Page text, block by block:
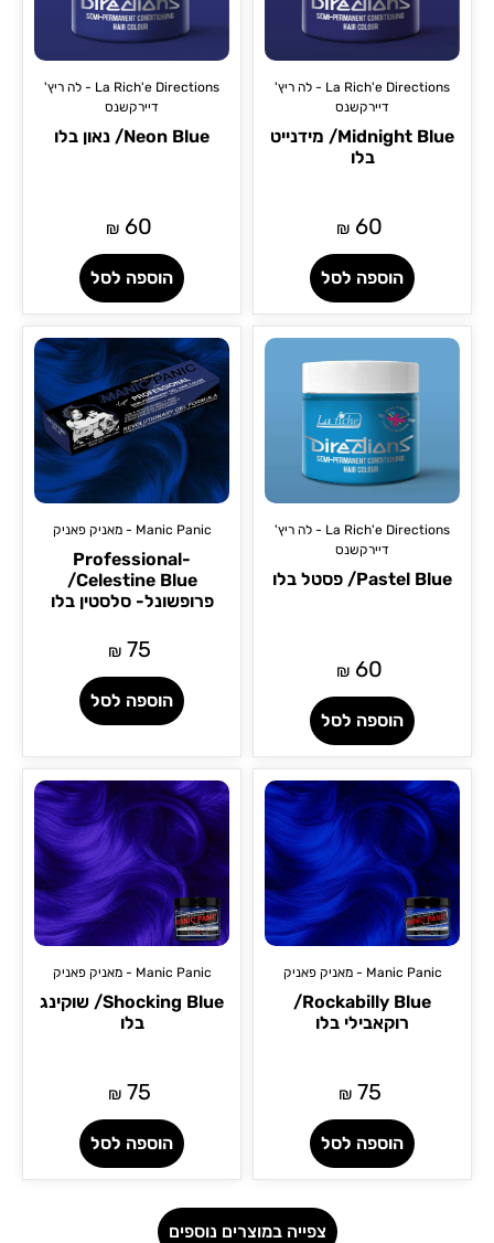
La Rich'e Directions - לה ריץ'
דיירקשנס
Midnight Blue/ מידנייט
בלו
60
₪
הוספה לסל
La Rich'e Directions - לה ריץ'
דיירקשנס
Neon Blue/ נאון בלו
60
₪
הוספה לסל
La Rich'e Directions - לה ריץ'
דיירקשנס
Pastel Blue/ פסטל בלו
60
₪
הוספה לסל
Manic Panic - מאניק פאניק
Professional-
Celestine Blue/
פרופשונל- סלסטין בלו
75
₪
הוספה לסל
Manic Panic - מאניק פאניק
Rockabilly Blue/
רוקאבילי בלו
75
₪
הוספה לסל
Manic Panic - מאניק פאניק
Shocking Blue/ שוקינג
בלו
75
₪
הוספה לסל
צפייה במוצרים נוספים